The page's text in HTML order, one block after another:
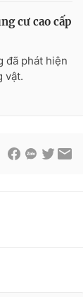
cư cao cấp
đã phát hiện
vật.